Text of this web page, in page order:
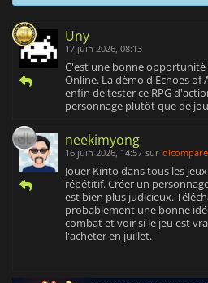
Uny
17 juin 2026, 08:13
C'est une bonne opportunité
Online. La démo d'Echoes of
enfin de tester ce RPG
personnage plutôt que de
neekimyong
16 juin 2026, 14:57 sur
Jouer Kirito dans tous les
répétitif. Créer un
est bien plus judicieux.
probablement une bonne
combat et voir si le jeu est
l'acheter en juillet.